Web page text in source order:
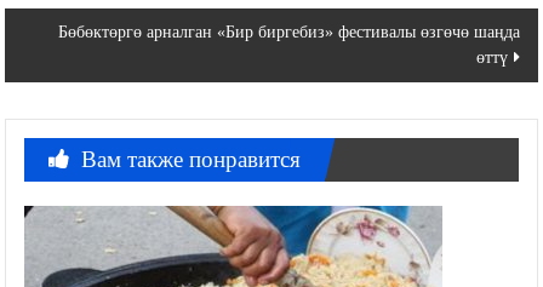
записям
Бөбөктөргө арналган «Бир биргебиз» фестивалы өзгөчө шаңда
өттү
Вам также понравится